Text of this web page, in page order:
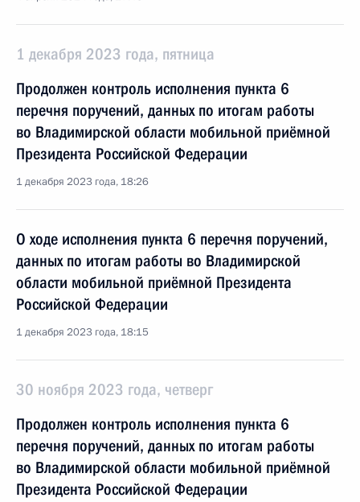
1 декабря 2023 года, пятница
Продолжен контроль исполнения пункта 6
перечня поручений, данных по итогам работы
во Владимирской области мобильной приёмной
Президента Российской Федерации
1 декабря 2023 года, 18:26
О ходе исполнения пункта 6 перечня поручений,
данных по итогам работы во Владимирской
области мобильной приёмной Президента
Российской Федерации
1 декабря 2023 года, 18:15
30 ноября 2023 года, четверг
Продолжен контроль исполнения пункта 6
перечня поручений, данных по итогам работы
во Владимирской области мобильной приёмной
Президента Российской Федерации